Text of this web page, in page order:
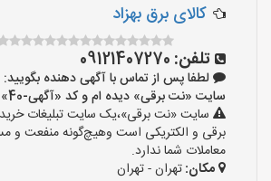
کالای برق بهزاد
تلفن: 09121407270
لطفا پس از تماس با آگهی دهنده
سایت «نت برقی» دیده ام و کد «آگهی-40» را اعلام کنید»
سایت «نت برقی»،یک سایت تبلیغات
برقی و الکتریکی است وهیچ‌گونه منفعت و
معاملات شما ندارد.
مکان:تهران - تهران